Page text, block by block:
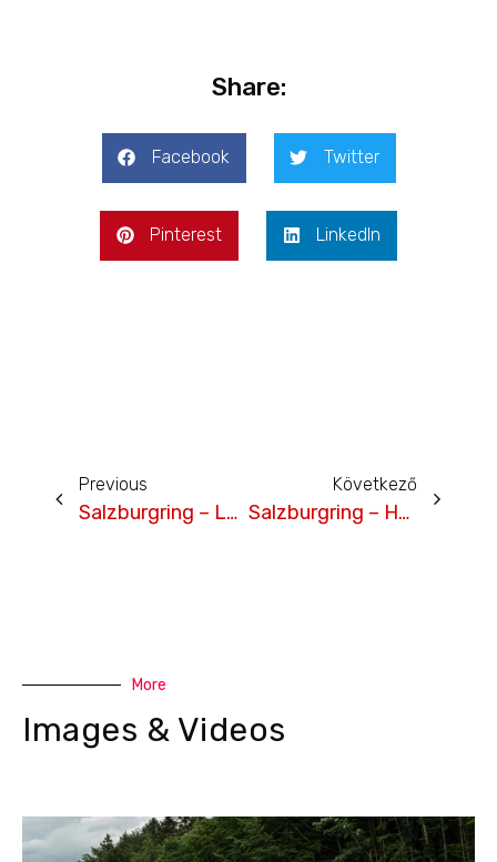
Share:
Facebook Twitter
Pinterest LinkedIn
Previous
Salzburgring – Lengyel Ádám, időmérő
Következő
Salzburgring – Hartmann Balázs időmérő
More
Images & Videos